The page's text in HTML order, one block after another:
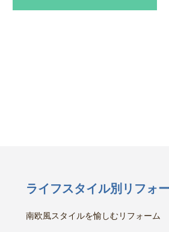
ライフスタイル別リフォ
南欧風スタイルを愉しむリフォーム